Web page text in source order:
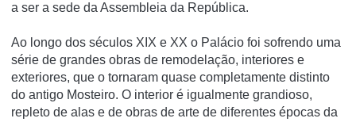
a ser a sede da Assembleia da República.
Ao longo dos séculos XIX e XX o Palácio foi sofrendo uma
série de grandes obras de remodelação, interiores e
exteriores, que o tornaram quase completamente distinto
do antigo Mosteiro. O interior é igualmente grandioso,
repleto de alas e de obras de arte de diferentes épocas da